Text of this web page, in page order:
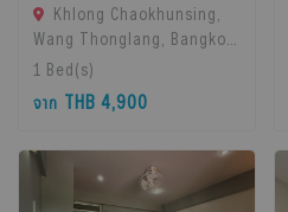
Khlong Chaokhunsing,
Wang Thonglang, Bangkok,
Bangkok, 10310 Bangkok,
Thailand
1 Bed(s)
จาก THB 4,900